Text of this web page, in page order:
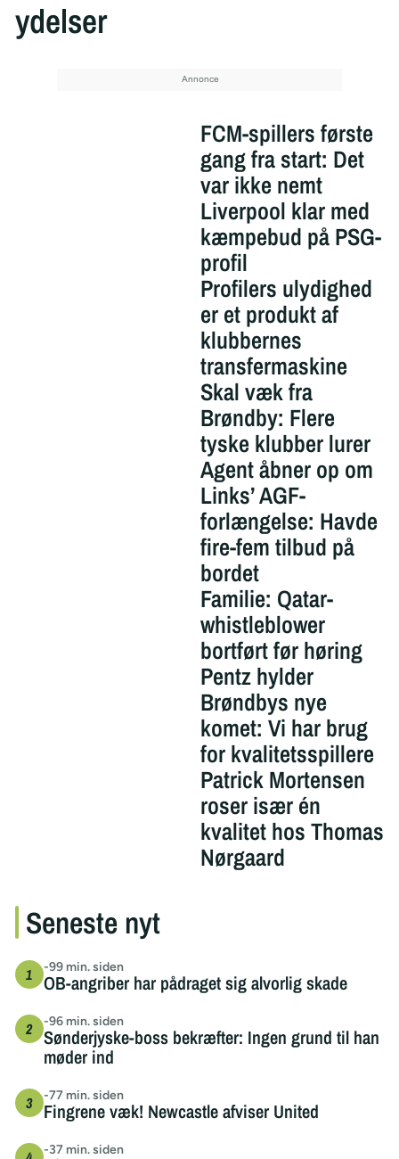
ydelser
FCM-spillers første
gang fra start: Det
var ikke nemt
Liverpool klar med
kæmpebud på PSG-
profil
Profilers ulydighed
er et produkt af
klubbernes
transfermaskine
Skal væk fra
Brøndby: Flere
tyske klubber lurer
Agent åbner op om
Links’ AGF-
forlængelse: Havde
fire-fem tilbud på
bordet
Familie: Qatar-
whistleblower
bortført før høring
Pentz hylder
Brøndbys nye
komet: Vi har brug
for kvalitetsspillere
Patrick Mortensen
roser især én
kvalitet hos Thomas
Nørgaard
Seneste nyt
-99 min. siden
OB-angriber har pådraget sig alvorlig skade
-96 min. siden
Sønderjyske-boss bekræfter: Ingen grund til han
møder ind
-77 min. siden
Fingrene væk! Newcastle afviser United
-37 min. siden